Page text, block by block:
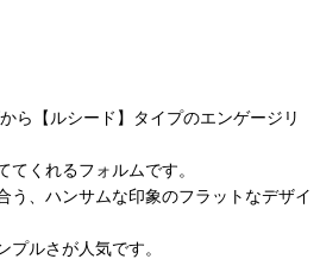
ら【ルシード】タイプのエンゲージリ
くれるフォルムです。
う、ハンサムな印象のフラットなデザイ
プルさが人気です。